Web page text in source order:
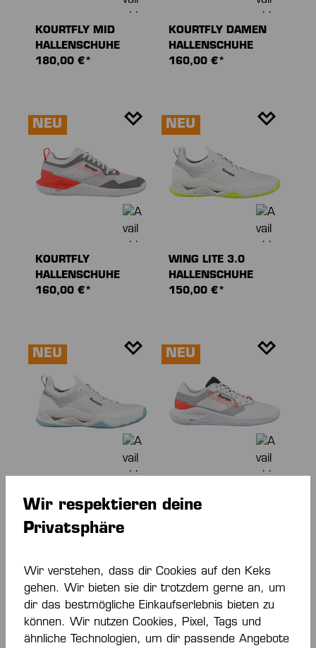
KOURTFLY MID
HALLENSCHUHE
180,00 €*
KOURTFLY DAMEN
HALLENSCHUHE
160,00 €*
NEU
KOURTFLY
HALLENSCHUHE
160,00 €*
NEU
WING LITE 3.0
HALLENSCHUHE
150,00 €*
NEU
DAMEN
HALLENSCHUHE
150,00 €*
NEU
HALLENSCHUHE
NEU NEU
Wir respektieren deine
Privatsphäre
Wir verstehen, dass dir Cookies auf den Keks
gehen. Wir bieten sie dir trotzdem gerne an, um
dir das bestmögliche Einkaufserlebnis bieten zu
können. Wir nutzen Cookies, Pixel, Tags und
ähnliche Technologien, um dir passende Angebote